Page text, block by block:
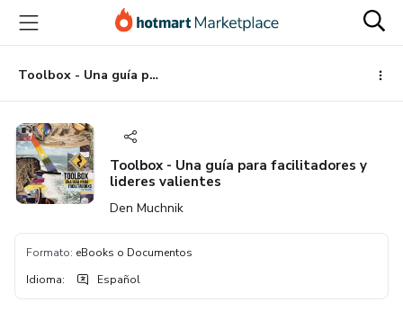
principal
página
de
página
Toolbox - Una guía para facilitadores y lideres valientes
Toolbox - Una guía para facilitadores y
lideres valientes
Den Muchnik
Formato: eBooks o Documentos
Idioma: Español